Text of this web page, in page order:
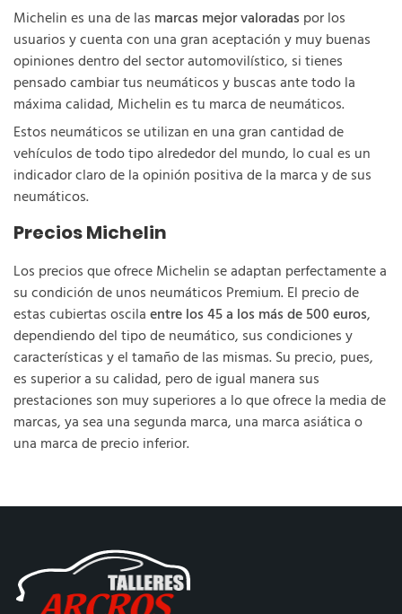
Michelin es una de las marcas mejor valoradas por los
usuarios y cuenta con una gran aceptación y muy buenas
opiniones dentro del sector automovilístico, si tienes
pensado cambiar tus neumáticos y buscas ante todo la
máxima calidad, Michelin es tu marca de neumáticos.
Estos neumáticos se utilizan en una gran cantidad de
vehículos de todo tipo alrededor del mundo, lo cual es un
indicador claro de la opinión positiva de la marca y de sus
neumáticos.
Precios Michelin
Los precios que ofrece Michelin se adaptan perfectamente a
su condición de unos neumáticos Premium. El precio de
estas cubiertas oscilaentre los 45 a los más de 500 euros,
dependiendo del tipo de neumático, sus condiciones y
características y el tamaño de las mismas. Su precio, pues,
es superior a su calidad, pero de igual manera sus
prestaciones son muy superiores a lo que ofrece la media de
marcas, ya sea una segunda marca, una marca asiática o
una marca de precio inferior.